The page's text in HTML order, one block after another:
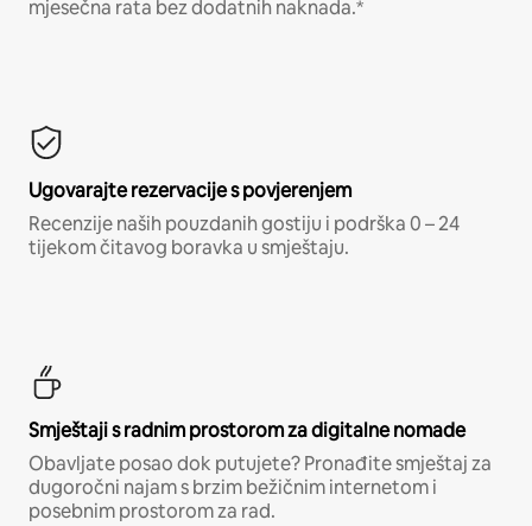
mjesečna rata bez dodatnih naknada.*
Ugovarajte rezervacije s povjerenjem
Recenzije naših pouzdanih gostiju i podrška 0 – 24
tijekom čitavog boravka u smještaju.
Smještaji s radnim prostorom za digitalne nomade
Obavljate posao dok putujete? Pronađite smještaj za
dugoročni najam s brzim bežičnim internetom i
posebnim prostorom za rad.